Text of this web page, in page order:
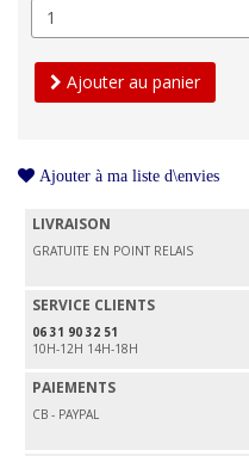
Ajouter au panier
Ajouter à ma liste d\envies
LIVRAISON
GRATUITE EN POINT RELAIS
SERVICE CLIENTS
06 31 90 32 51
10H-12H 14H-18H
PAIEMENTS
CB - PAYPAL